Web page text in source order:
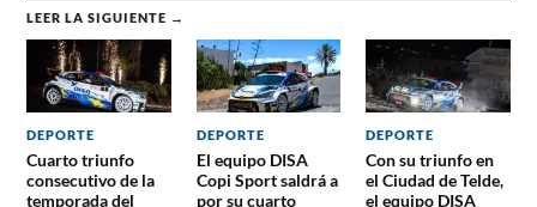
LEER LA SIGUIENTE →
DEPORTE
Cuarto triunfo
consecutivo de la
temporada del
DEPORTE
El equipo DISA
Copi Sport saldrá a
por su cuarto
DEPORTE
Con su triunfo en
el Ciudad de Telde,
el equipo DISA